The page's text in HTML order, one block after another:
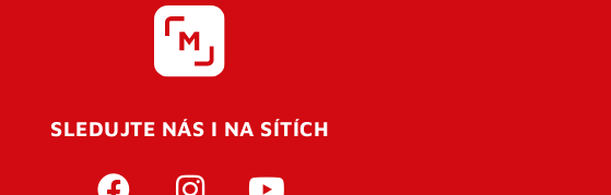
SLEDUJTE NÁS I NA SÍTÍCH